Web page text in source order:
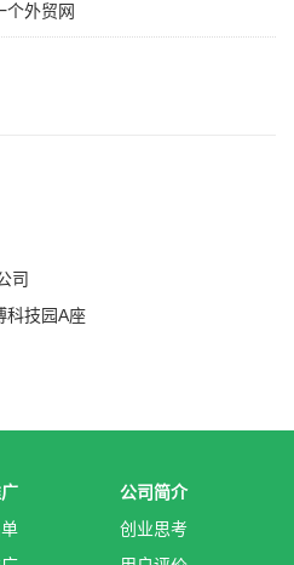
个外贸网
司
科技园A座
公司简介
创业思考